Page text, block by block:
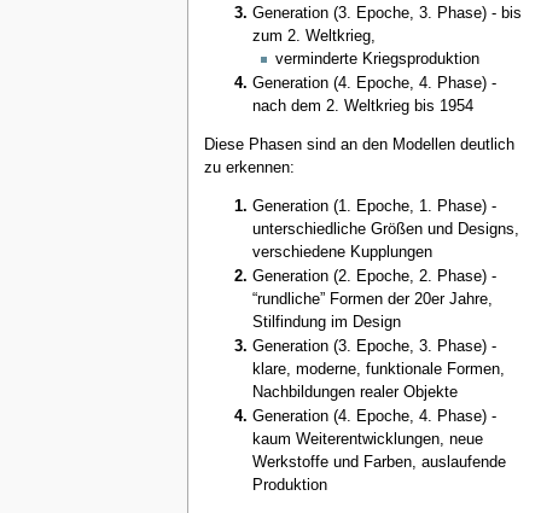
Generation (3. Epoche, 3. Phase) - bis
zum 2. Weltkrieg,
verminderte Kriegsproduktion
Generation (4. Epoche, 4. Phase) -
nach dem 2. Weltkrieg bis 1954
Diese Phasen sind an den Modellen deutlich
zu erkennen:
Generation (1. Epoche, 1. Phase) -
unterschiedliche Größen und Designs,
verschiedene Kupplungen
Generation (2. Epoche, 2. Phase) -
“rundliche” Formen der 20er Jahre,
Stilfindung im Design
Generation (3. Epoche, 3. Phase) -
klare, moderne, funktionale Formen,
Nachbildungen realer Objekte
Generation (4. Epoche, 4. Phase) -
kaum Weiterentwicklungen, neue
Werkstoffe und Farben, auslaufende
Produktion